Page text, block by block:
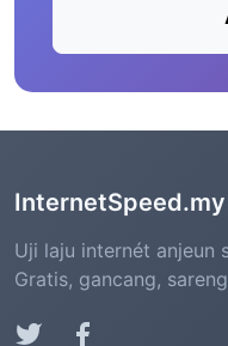
InternetSpeed.my
Uji laju internét anjeun
Gratis, gancang,